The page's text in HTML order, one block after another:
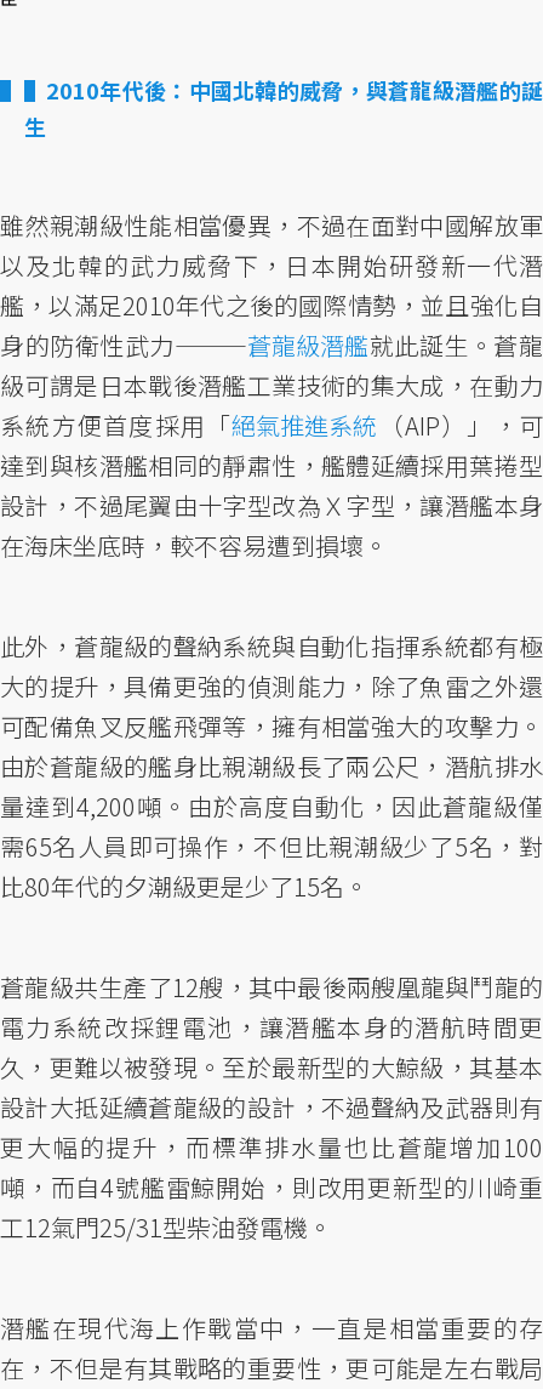
▌2010年代後：中國北韓的威脅，與蒼龍級潛艦的誕
生
雖然親潮級性能相當優異，不過在面對中國解放軍
以及北韓的武力威脅下，日本開始研發新一代潛
艦，以滿足2010年代之後的國際情勢，並且強化自
身的防衛性武力———蒼龍級潛艦就此誕生。蒼龍
級可謂是日本戰後潛艦工業技術的集大成，在動力
系統方便首度採用「絕氣推進系統 （AIP）」，可
達到與核潛艦相同的靜肅性，艦體延續採用葉捲型
設計，不過尾翼由十字型改為Ｘ字型，讓潛艦本身
在海床坐底時，較不容易遭到損壞。
此外，蒼龍級的聲納系統與自動化指揮系統都有極
大的提升，具備更強的偵測能力，除了魚雷之外還
可配備魚叉反艦飛彈等，擁有相當強大的攻擊力。
由於蒼龍級的艦身比親潮級長了兩公尺，潛航排水
量達到4,200噸。由於高度自動化，因此蒼龍級僅
需65名人員即可操作，不但比親潮級少了5名，對
比80年代的夕潮級更是少了15名。
蒼龍級共生產了12艘，其中最後兩艘凰龍與鬥龍的
電力系統改採鋰電池，讓潛艦本身的潛航時間更
久，更難以被發現。至於最新型的大鯨級，其基本
設計大抵延續蒼龍級的設計，不過聲納及武器則有
更大幅的提升，而標準排水量也比蒼龍增加100
噸，而自4號艦雷鯨開始，則改用更新型的川崎重
工12氣門25/31型柴油發電機。
潛艦在現代海上作戰當中，一直是相當重要的存
在，不但是有其戰略的重要性，更可能是左右戰局